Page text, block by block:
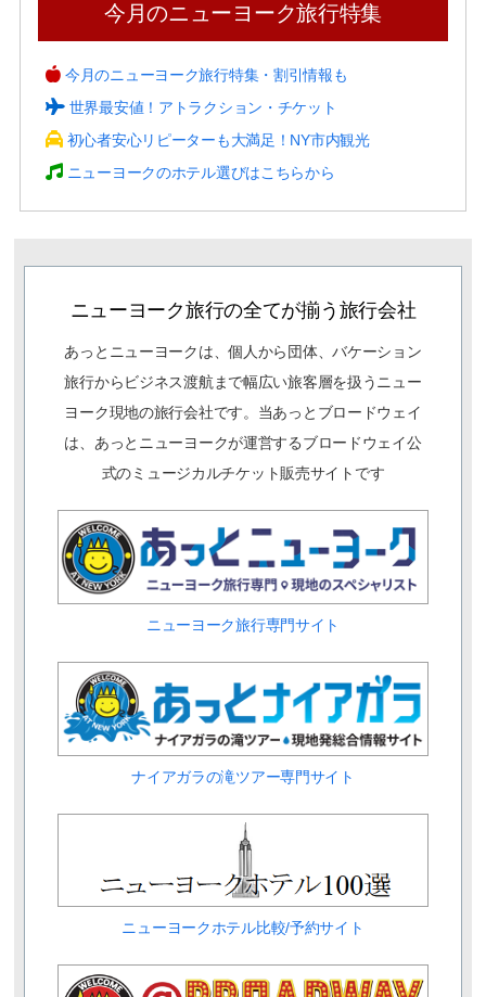
今月のニューヨーク旅行特集
今月のニューヨーク旅行特集・割引情報も
世界最安値！アトラクション・チケット
初心者安心リピーターも大満足！NY市内観光
ニューヨークのホテル選びはこちらから
ニューヨーク旅行の全てが揃う旅行会社
あっとニューヨークは、個人から団体、バケーション
旅行からビジネス渡航まで幅広い旅客層を扱うニュー
ヨーク現地の旅行会社です。当あっとブロードウェイ
は、あっとニューヨークが運営するブロードウェイ公
式のミュージカルチケット販売サイトです
ニューヨーク旅行専門サイト
ナイアガラの滝ツアー専門サイト
ニューヨークホテル比較/予約サイト